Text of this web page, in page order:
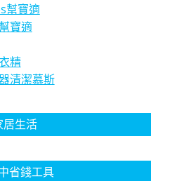
幫寶適
寶適
精
清潔慕斯
居生活
省錢工具